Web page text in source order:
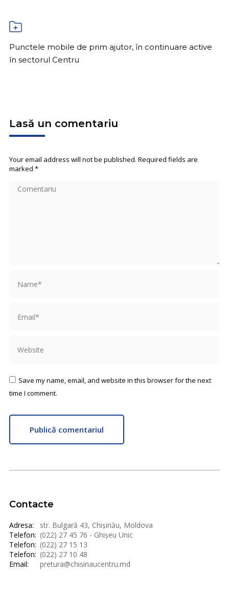
Punctele mobile de prim ajutor, în continuare active
în sectorul Centru
Lasă un comentariu
Your email address will not be published. Required fields are
marked *
Comentariu
Save my name, email, and website in this browser for the next
time I comment.
Publică comentariul
Contacte
Adresa:
str. Bulgară 43, Chișinău, Moldova
Telefon: (022) 27 45 76 - Ghișeu Unic
Telefon: (022) 27 15 13
Telefon: (022) 27 10 48
Email:
pretura@chisinaucentru.md